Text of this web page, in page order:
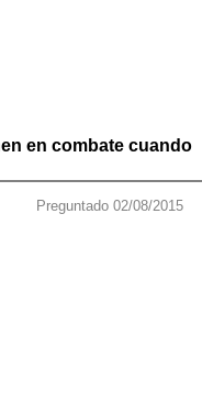
en combate cuando
Preguntado 02/08/2015